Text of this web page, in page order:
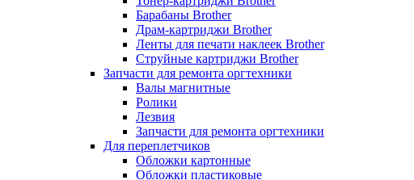
Барабаны Brother
Драм-картриджи Brother
Ленты для печати наклеек Brother
Струйные картриджи Brother
Запчасти для ремонта оргтехники
Валы магнитные
Ролики
Лезвия
Запчасти для ремонта оргтехники
Для переплетчиков
Обложки картонные
Обложки пластиковые